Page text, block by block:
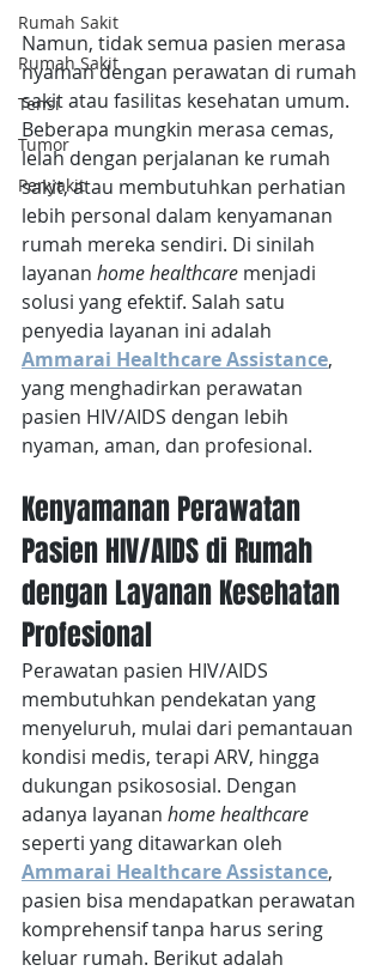
Rumah Sakit
Rumah Sakit
Tensi
Tumor
Penyakit
Namun, tidak semua pasien merasa
nyaman dengan perawatan di rumah
sakit atau fasilitas kesehatan umum.
Beberapa mungkin merasa cemas,
lelah dengan perjalanan ke rumah
sakit, atau membutuhkan perhatian
lebih personal dalam kenyamanan
rumah mereka sendiri. Di sinilah
layanan home healthcare menjadi
solusi yang efektif. Salah satu
penyedia layanan ini adalah
Ammarai Healthcare Assistance,
yang menghadirkan perawatan
pasien HIV/AIDS dengan lebih
nyaman, aman, dan profesional.
Kenyamanan Perawatan
Pasien HIV/AIDS di Rumah
dengan Layanan Kesehatan
Profesional
Perawatan pasien HIV/AIDS
membutuhkan pendekatan yang
menyeluruh, mulai dari pemantauan
kondisi medis, terapi ARV, hingga
dukungan psikososial. Dengan
adanya layanan home healthcare
seperti yang ditawarkan oleh
Ammarai Healthcare Assistance,
pasien bisa mendapatkan perawatan
komprehensif tanpa harus sering
keluar rumah. Berikut adalah